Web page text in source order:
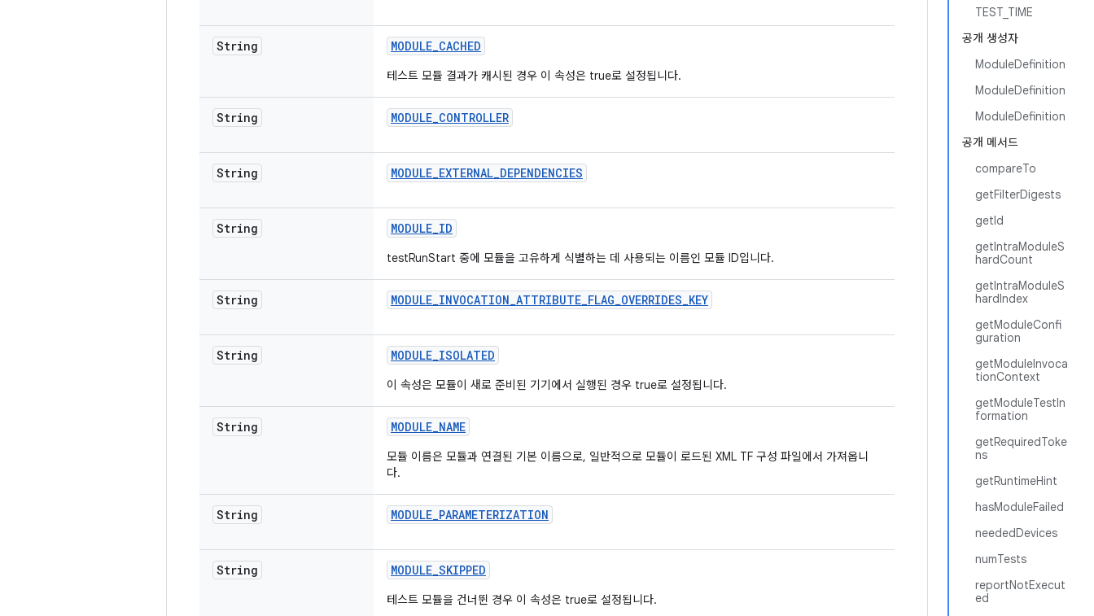
TEST_TIME
공개 생성자
ModuleDefinition
ModuleDefinition
ModuleDefinition
공개 메서드
compareTo
getFilterDigests
getId
getIntraModuleS
hardCount
getIntraModuleS
hardIndex
getModuleConfi
guration
getModuleInvoca
tionContext
getModuleTestIn
formation
getRequiredToke
ns
getRuntimeHint
hasModuleFailed
neededDevices
numTests
reportNotExecut
ed
String MODULE_CACHED
테스트 모듈 결과가 캐시된 경우 이 속성은 true로 설정됩니다.
String MODULE_CONTROLLER
String MODULE_EXTERNAL_DEPENDENCIES
String MODULE_ID
testRunStart 중에 모듈을 고유하게 식별하는 데 사용되는 이름인 모듈 ID입니다.
String MODULE_INVOCATION_ATTRIBUTE_FLAG_OVERRIDES_KEY
String MODULE_ISOLATED
이 속성은 모듈이 새로 준비된 기기에서 실행된 경우 true로 설정됩니다.
String MODULE_NAME
모듈 이름은 모듈과 연결된 기본 이름으로, 일반적으로 모듈이 로드된 XML TF 구성 파일에서 가져옵니
다.
String MODULE_PARAMETERIZATION
String MODULE_SKIPPED
테스트 모듈을 건너뛴 경우 이 속성은 true로 설정됩니다.